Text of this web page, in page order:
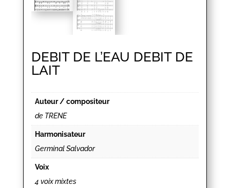
DEBIT DE L’EAU DEBIT DE
LAIT
Auteur / compositeur
de TRENE
Harmonisateur
Germinal Salvador
Voix
4 voix mixtes